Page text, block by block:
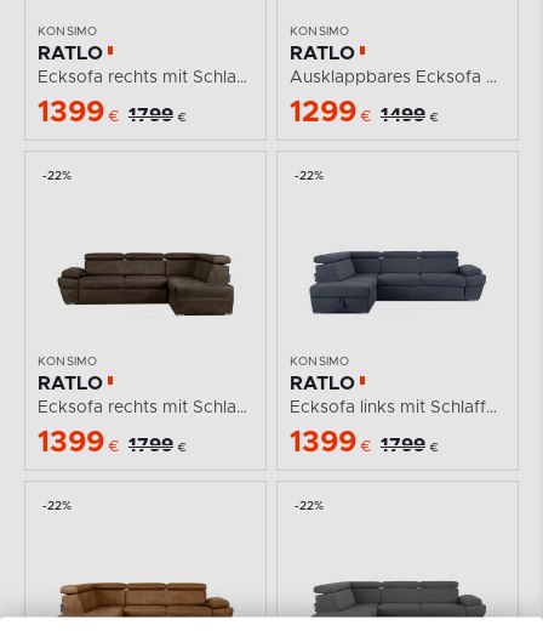
KONSIMO
RATLO
Ecksofa rechts mit Schlaffunktion in Leder-Optik in...
1399 € 1799 €
KONSIMO
RATLO
Ausklappbares Ecksofa mit Bettzeugcontainer navy blau...
1299 € 1499 €
-22%
KONSIMO
RATLO
Ecksofa rechts mit Schlaffunktion in Leder-Optik in...
1399 € 1799 €
-22%
KONSIMO
RATLO
Ecksofa links mit Schlaffunktion und Bettzeugcontainer...
1399 € 1799 €
-22% -22%